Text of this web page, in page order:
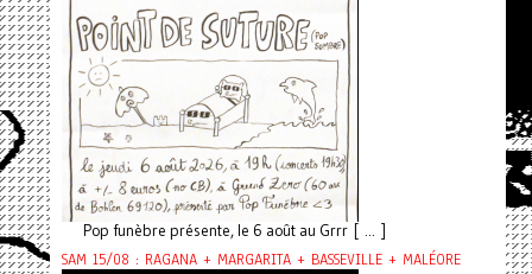
Pop funèbre présente, le 6 août au Grrr [ ... ]
SAM 15/08 : RAGANA + MARGARITA + BASSEVILLE + MALÉORE